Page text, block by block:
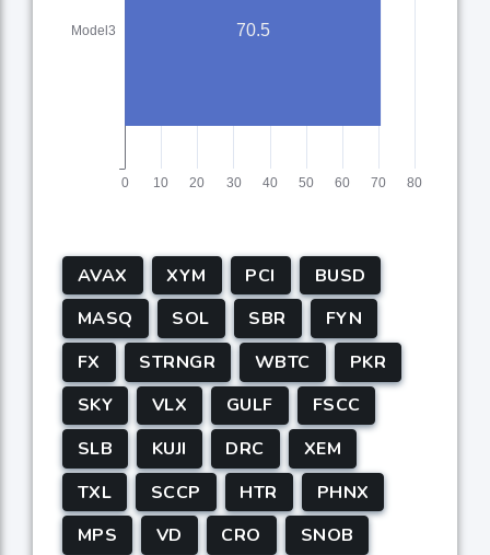
AVAX XYM PCI
BUSD
MASQ
SOL SBR
FYN
FX
STRNGR WBTC
PKR
SKY
VLX GULF
FSCC
SLB
KUJI DRC
XEM
TXL
SCCP HTR
PHNX
MPS
VD CRO
SNOB